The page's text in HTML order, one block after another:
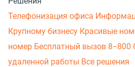
Телефонизация офиса
Крупному бизнесу Красивые
номер Бесплатный вызов 8−800
удаленной работы Все решения